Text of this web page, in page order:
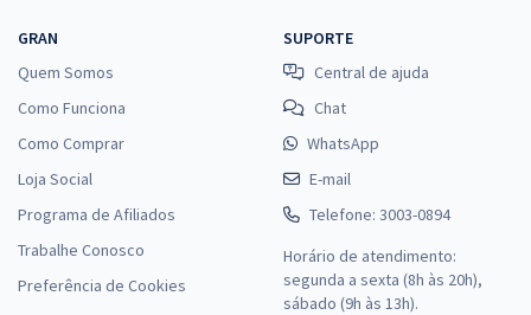
GRAN
Quem Somos
Como Funciona
Como Comprar
Loja Social
Programa de Afiliados
Trabalhe Conosco
Preferência de Cookies
SUPORTE
Central de ajuda
Chat
WhatsApp
E-mail
Telefone: 3003-0894
Horário de atendimento:
segunda a sexta (8h às 20h),
sábado (9h às 13h).